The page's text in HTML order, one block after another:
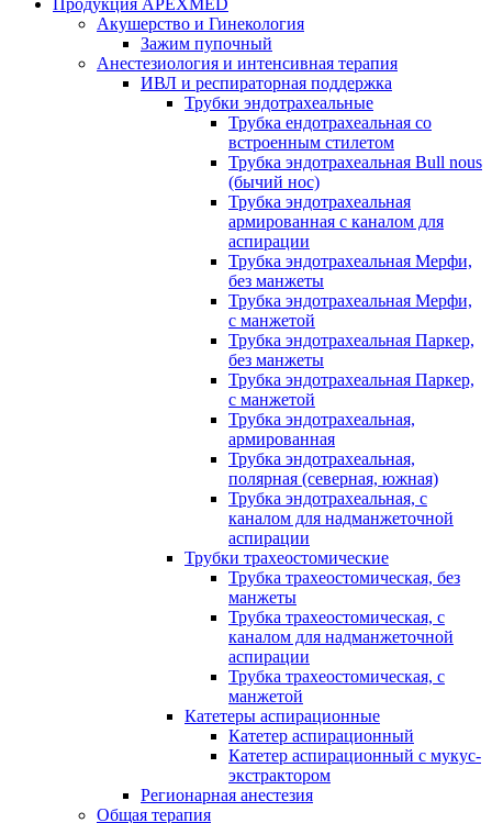
Продукция APEXMED
Акушерство и Гинекология
Зажим пупочный
Анестезиология и интенсивная терапия
ИВЛ и респираторная поддержка
Трубки эндотрахеальные
Трубка ендотрахеальная со
встроенным стилетом
Трубка эндотрахеальная Bull nous
(бычий нос)
Трубка эндотрахеальная
армированная с каналом для
аспирации
Трубка эндотрахеальная Мерфи,
без манжеты
Трубка эндотрахеальная Мерфи,
с манжетой
Трубка эндотрахеальная Паркер,
без манжеты
Трубка эндотрахеальная Паркер,
с манжетой
Трубка эндотрахеальная,
армированная
Трубка эндотрахеальная,
полярная (северная, южная)
Трубка эндотрахеальная, с
каналом для надманжеточной
аспирации
Трубки трахеостомические
Трубка трахеостомическая, без
манжеты
Трубка трахеостомическая, с
каналом для надманжеточной
аспирации
Трубка трахеостомическая, с
манжетой
Катетеры аспирационные
Катетер аспирационный
Катетер аспирационный с мукус-
экстрактором
Регионарная анестезия
Общая терапия